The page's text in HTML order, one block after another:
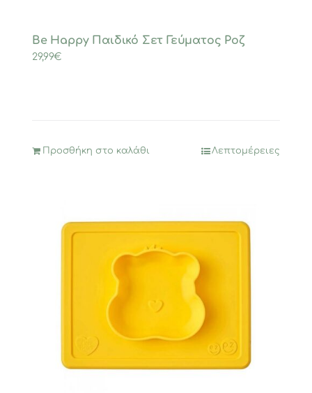
Be Happy Παιδικό Σετ Γεύματος Ροζ
29,99€
Προσθήκη στο καλάθι Λεπτομέρειες